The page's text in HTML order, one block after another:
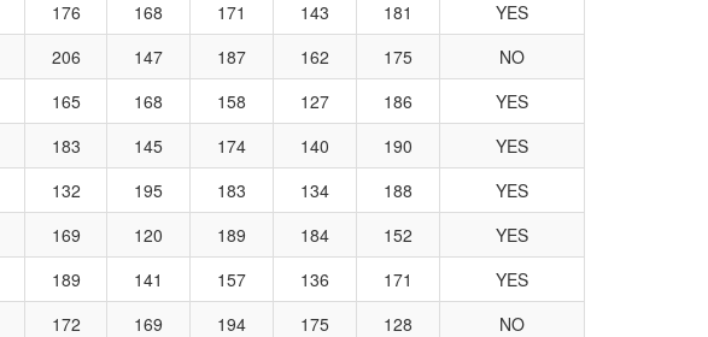
176 168 171 143 181
YES
206 147 187 162 175
NO
165 168 158 127 186
YES
183 145 174 140 190
YES
132 195 183 134 188
YES
169 120 189 184 152
YES
189 141 157 136 171
YES
172 169 194 175 128
NO